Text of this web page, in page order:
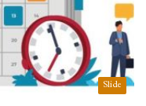
Slide